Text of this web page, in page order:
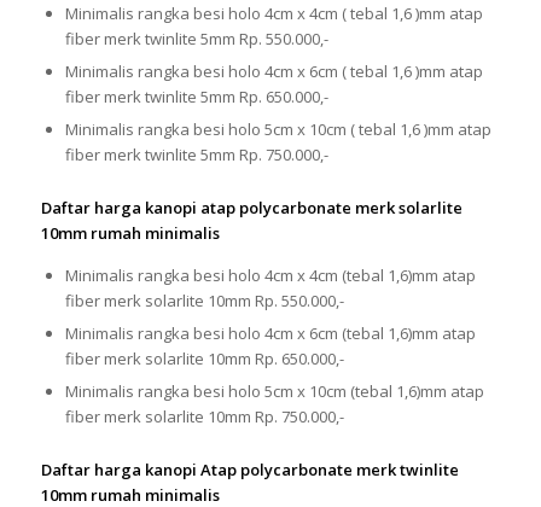
Minimalis rangka besi holo 4cm x 4cm ( tebal 1,6 )mm atap
fiber merk twinlite 5mm Rp. 550.000,-
Minimalis rangka besi holo 4cm x 6cm ( tebal 1,6 )mm atap
fiber merk twinlite 5mm Rp. 650.000,-
Minimalis rangka besi holo 5cm x 10cm ( tebal 1,6 )mm atap
fiber merk twinlite 5mm Rp. 750.000,-
Daftar harga kanopi atap polycarbonate merk solarlite
10mm rumah minimalis
Minimalis rangka besi holo 4cm x 4cm (tebal 1,6)mm atap
fiber merk solarlite 10mm Rp. 550.000,-
Minimalis rangka besi holo 4cm x 6cm (tebal 1,6)mm atap
fiber merk solarlite 10mm Rp. 650.000,-
Minimalis rangka besi holo 5cm x 10cm (tebal 1,6)mm atap
fiber merk solarlite 10mm Rp. 750.000,-
Daftar harga kanopi Atap polycarbonate merk twinlite
10mm rumah minimalis